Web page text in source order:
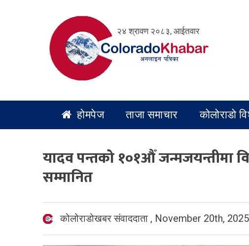
२४ श्रावण २०८३, आईतवार
होमपेज ताजा समाचार कोलोराडो
यादव पन्तको १०१औँ जन्मजयन्तीमा
सम्मानित
कोलोराडोखबर संवाददाता , November 20th, 2025